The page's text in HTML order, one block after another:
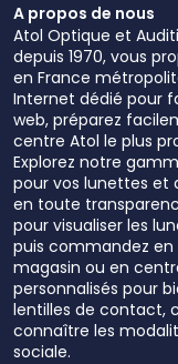
A propos de nous
Atol Optique et
depuis 1970, vous
en France
Internet dédié pour
web, préparez
centre Atol le plus
Explorez notre
pour vos lunettes et
en toute
pour visualiser les
puis commandez
magasin ou en
personnalisés pour
lentilles de contact,
connaître les
sociale.